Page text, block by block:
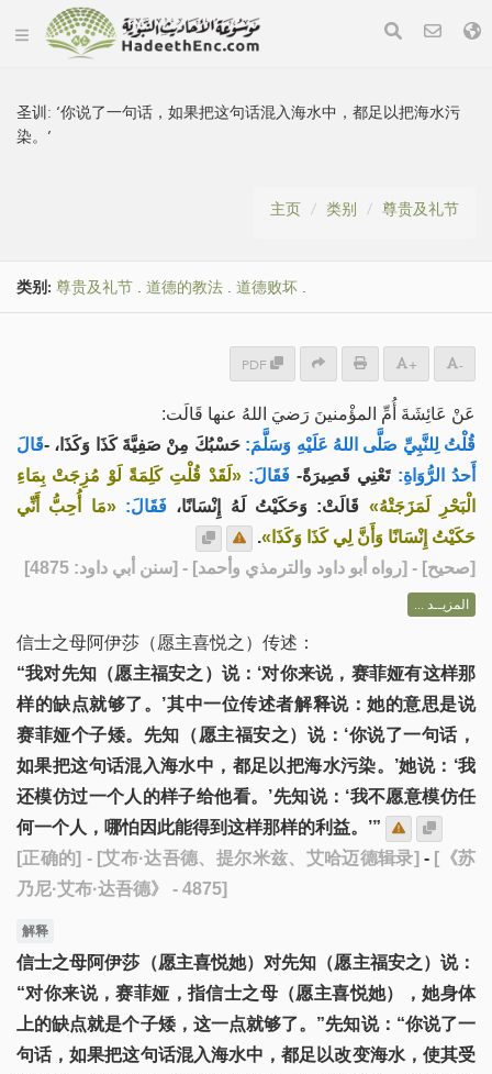
圣训: ‘你说了一句话，如果把这句话混入海水中，都足以把海水污
染。’
主页 类别 尊贵及礼节
类别: 尊贵及礼节 . 道德的教法 . 道德败坏 .
PDF + -
عَنْ عَائِشَةَ أُمِّ المؤْمنينَ رَضيَ اللهُ عنها قَالَت:
قُلْتُ لِلنَّبِيِّ صَلَّى اللهُ عَلَيْهِ وَسَلَّمَ: حَسْبُكَ مِنْ صَفِيَّةَ كَذَا وَكَذَا، -قَالَ
أَحدُ الرُّوَاةِ: تَعْنِي قَصِيرَةً-فَقَالَ: «لَقَدْ قُلْتِ كَلِمَةً لَوْ مُزِجَتْ بِمَاءِ
الْبَحْرِ لَمَزَجَتْهُ» قَالَتْ: وَحَكَيْتُ لَهُ إِنْسَانًا، فَقَالَ: «مَا أُحِبُّ أَنِّي
حَكَيْتُ إِنْسَانًا وَأَنَّ لِي كَذَا وَكَذَا».
[صحيح] - [رواه أبو داود والترمذي وأحمد] - [سنن أبي داود: 4875]
المزيــد ...
信士之母阿伊莎（愿主喜悦之）传述：
“我对先知（愿主福安之）说：‘对你来说，赛菲娅有这样那
样的缺点就够了。’其中一位传述者解释说：她的意思是说
赛菲娅个子矮。先知（愿主福安之）说：‘你说了一句话，
如果把这句话混入海水中，都足以把海水污染。’她说：‘我
还模仿过一个人的样子给他看。’先知说：‘我不愿意模仿任
何一个人，哪怕因此能得到这样那样的利益。’”
[正确的] - [艾布·达吾德、提尔米兹、艾哈迈德辑录] - [《苏
乃尼·艾布·达吾德》 - 4875]
解释
信士之母阿伊莎（愿主喜悦她）对先知（愿主福安之）说：
“对你来说，赛菲娅，指信士之母（愿主喜悦她），她身体
上的缺点就是个子矮，这一点就够了。”先知说：“你说了一
句话，如果把这句话混入海水中，都足以改变海水，使其受